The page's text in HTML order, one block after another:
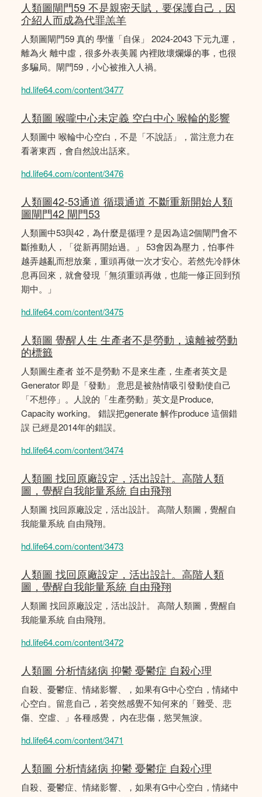
人類圖閘門59 不是親密天賦，要保護自己，因
介紹人而成為代罪羔羊
人類圖閘門59 真的 學懂「自保」 2024-2043 下元九運，
離為火 離中虛，很多外表美麗 內裡敗壞爛爆的事，也很
多騙局。閘門59，小心被推入人禍。
hd.life64.com/content/3477
人類圖 喉嚨中心未定義 空白中心 喉輪的影響
人類圖中 喉輪中心空白，不是「不說話」，當注意力在
看著東西，會自然說出話來。
hd.life64.com/content/3476
人類圖42-53通道 循環通道 不斷重新開始人類
圖閘門42 閘門53
人類圖中53與42，為什麼是循理？是因為這2個閘門會不
斷推動人，「從新再開始過。」 53會因為壓力，怕事件
越弄越亂而想放棄，重頭再做一次才安心。若然先冷靜休
息再回來，就會發現「無須重頭再做，也能一修正回到預
期中。」
hd.life64.com/content/3475
人類圖 覺醒人生 生產者不是勞動，遠離被勞動
的標籤
人類圖生產者 並不是勞動 不是來生產，生產者英文是
Generator 即是「發動」 意思是被熱情吸引發動使自己
「不想停」。人說的「生產勞動」英文是Produce,
Capacity working。 錯誤把generate 解作produce 這個錯
誤 已經是2014年的錯誤。
hd.life64.com/content/3474
人類圖 找回原廠設定，活出設計。高階人類
圖，覺醒自我能量系統 自由飛翔
人類圖 找回原廠設定，活出設計。 高階人類圖，覺醒自
我能量系統 自由飛翔。
hd.life64.com/content/3473
人類圖 找回原廠設定，活出設計。高階人類
圖，覺醒自我能量系統 自由飛翔
人類圖 找回原廠設定，活出設計。 高階人類圖，覺醒自
我能量系統 自由飛翔。
hd.life64.com/content/3472
人類圖 分析情緒病 抑鬱 憂鬱症 自殺心理
自殺、憂鬱症、情緒影響、，如果有G中心空白，情緒中
心空白。留意自己，若突然感覺不知何來的「難受、悲
傷、空虛、」各種感覺， 內在悲傷，慾哭無淚。
hd.life64.com/content/3471
人類圖 分析情緒病 抑鬱 憂鬱症 自殺心理
自殺、憂鬱症、情緒影響、，如果有G中心空白，情緒中